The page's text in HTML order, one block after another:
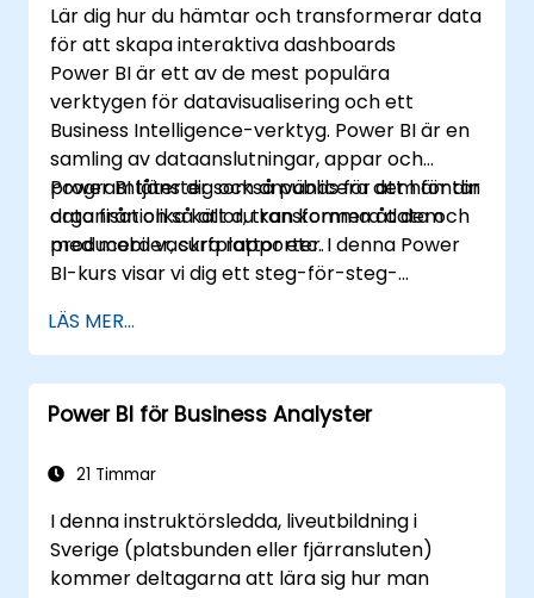
Lär dig hur du hämtar och transformerar data
för att skapa interaktiva dashboards
Power BI är ett av de mest populära
verktygen för datavisualisering och ett
Business Intelligence-verktyg. Power BI är en
samling av dataanslutningar, appar och
programtjänster som används för att hämtar
data från olika källor, transformera data och
producera vackra rapporter.
Power BI låter dig också publicera dem för din
organisation så att du kan komma åt dem
med mobiler, surfplattor etc. I denna Power
BI-kurs visar vi dig ett steg-för-steg-
datakällor, data transformationer och skapa
rapporter som diagramm, tabeller, matriser,
kartor etc
LÄS MER...
Power BI för Business Analyster
21 Timmar
I denna instruktörsledda, liveutbildning i
Sverige (platsbunden eller fjärransluten)
kommer deltagarna att lära sig hur man